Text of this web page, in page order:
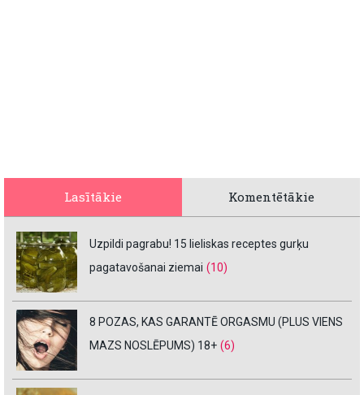
Lasītākie Komentētākie
Uzpildi pagrabu! 15 lieliskas receptes gurķu
pagatavošanai ziemai (10)
8 POZAS, KAS GARANTĒ ORGASMU (PLUS VIENS
MAZS NOSLĒPUMS) 18+ (6)